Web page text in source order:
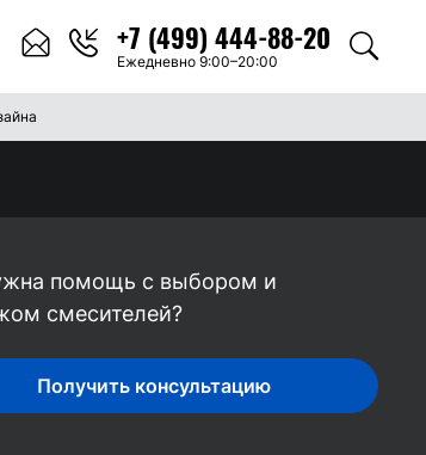
+7 (499) 444-88-20
Ежедневно 9:00–20:00
помощь с выбором и
смесителей?
Получить консультацию